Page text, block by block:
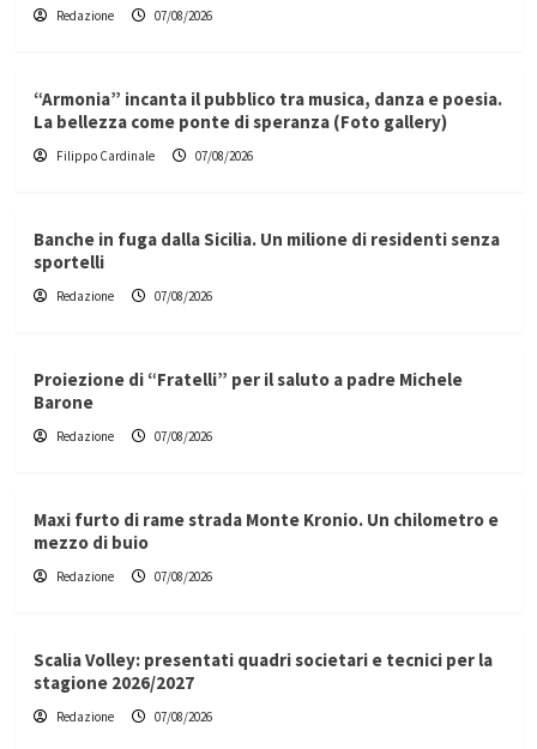
Redazione 07/08/2026
“Armonia” incanta il pubblico tra musica, danza e poesia.
La bellezza come ponte di speranza (Foto gallery)
Filippo Cardinale 07/08/2026
Banche in fuga dalla Sicilia. Un milione di residenti senza
sportelli
Redazione 07/08/2026
Proiezione di “Fratelli” per il saluto a padre Michele
Barone
Redazione 07/08/2026
Maxi furto di rame strada Monte Kronio. Un chilometro e
mezzo di buio
Redazione 07/08/2026
Scalia Volley: presentati quadri societari e tecnici per la
stagione 2026/2027
Redazione 07/08/2026